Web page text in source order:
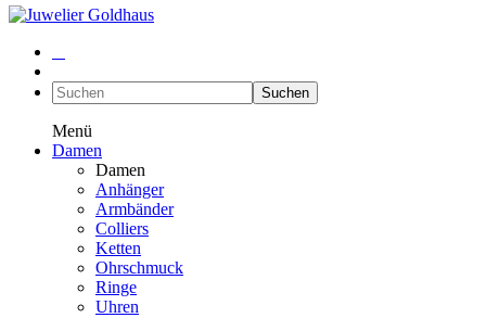
Suchen
Menü
Damen
Damen
Anhänger
Armbänder
Colliers
Ketten
Ohrschmuck
Ringe
Uhren